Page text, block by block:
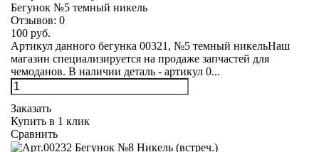
Бегунок №5 темный никель
Отзывов: 0
100 руб.
Артикул данного бегунка 00321, №5 темный никельНаш
магазин специализируется на продаже запчастей для
чемоданов. В наличии деталь - артикул 0...
Заказать
Купить в 1 клик
Сравнить